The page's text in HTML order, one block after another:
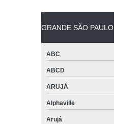
GRANDE SÃO PAULO
ABC
ABCD
ARUJÁ
Alphaville
Arujá